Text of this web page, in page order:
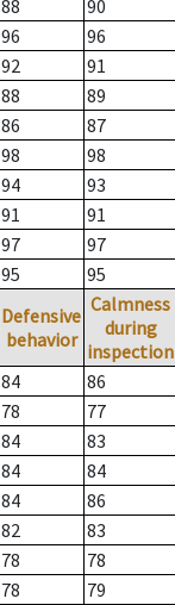
88 90
96 96
92 91
88 89
86 87
98 98
94 93
91 91
97 97
95 95
Defensive
behavior
Calmness
during
inspection
84 86
78 77
84 83
84 84
84 86
82 83
78 78
78 79